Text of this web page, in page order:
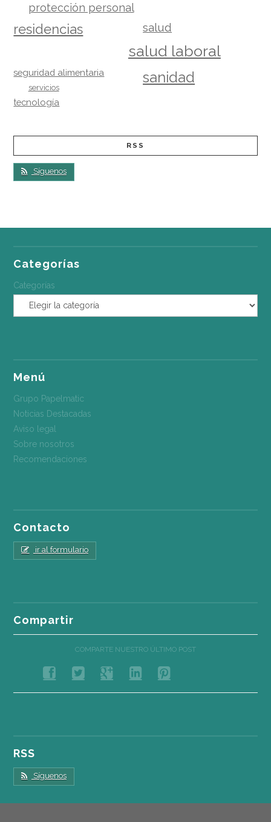
protección personal
residencias salud
salud laboral
sanidad
seguridad alimentaria
servicios
tecnología
RSS
Síguenos
Categorías
Categorías
Menú
Grupo Papelmatic
Noticias Destacadas
Aviso legal
Sobre nosotros
Recomendaciones
Contacto
ir al formulario
Compartir
COMPARTE NUESTRO ÚLTIMO POST
RSS
Síguenos